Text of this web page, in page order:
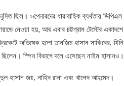
ছিল। ওপেনারদের ধারাবাহিক ব্যর্থতায় ডিপিএল
নেওয়া হয়, আর এবার চট্টগ্রাম টেস্টের একাদশে
অভিষেক হলো তানজিম হাসান সাকিবের, যিনি
স্পিন বিভাগে দলে এসেছেন নাইম হাসানও।
হাসান জয়, নাহিদ রানা এবং খালেদ আহমেদ।